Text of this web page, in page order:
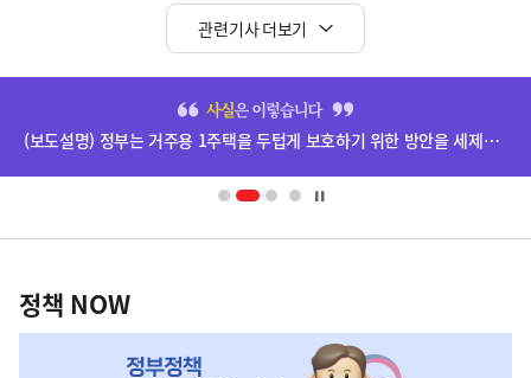
관련기사 더보기
영
(보도설명) 정부는 거주용 1주택을 두텁게 보호하기 위한 방안을 세제개편안에 담았습니다.
책
NOW,
정책 NOW